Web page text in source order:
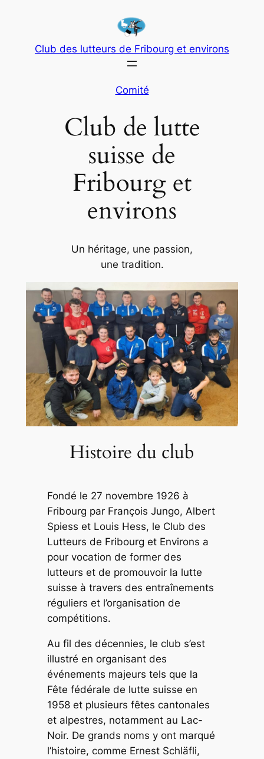
Club des lutteurs de Fribourg et environs
Comité
Club de lutte
suisse de
Fribourg et
environs
Un héritage, une passion,
une tradition.
Histoire du club
Fondé le 27 novembre 1926 à
Fribourg par François Jungo, Albert
Spiess et Louis Hess, le Club des
Lutteurs de Fribourg et Environs a
pour vocation de former des
lutteurs et de promouvoir la lutte
suisse à travers des entraînements
réguliers et l’organisation de
compétitions.
Au fil des décennies, le club s’est
illustré en organisant des
événements majeurs tels que la
Fête fédérale de lutte suisse en
1958 et plusieurs fêtes cantonales
et alpestres, notamment au Lac-
Noir. De grands noms y ont marqué
l’histoire, comme Ernest Schläfli,